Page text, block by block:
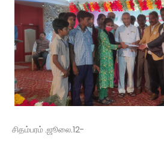
சிதம்பரம் .ஜூலை.12-